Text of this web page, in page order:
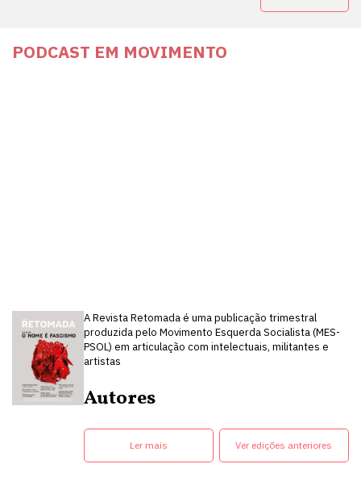
PODCAST EM MOVIMENTO
A Revista Retomada é uma publicação trimestral
produzida pelo Movimento Esquerda Socialista (MES-
PSOL) em articulação com intelectuais, militantes e
artistas
Autores
Ler mais Ver edições anteriores